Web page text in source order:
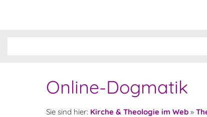
Online-Dogmatik
Sie sind hier: Kirche & Theologie im Web »